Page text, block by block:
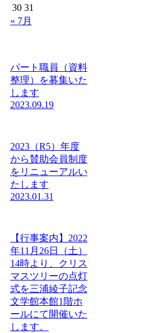
30 31
« 7月
パート職員（資料
整理）を募集いた
します
2023.09.19
2023（R5）年度
から賛助会員制度
をリニューアルい
たします
2023.01.31
【行事案内】2022
年11月26日（土）
14時より、クリス
マスツリーの点灯
式を三浦綾子記念
文学館本館1階ホ
ールにて開催いた
します。